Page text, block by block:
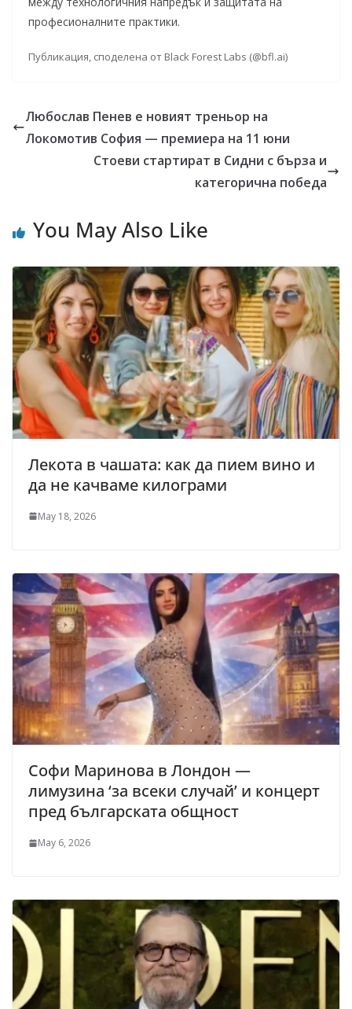
професионалните практики.
Публикация, споделена от Black Forest Labs (@bfl.ai)
Любослав Пенев е новият треньор на
Локомотив София — премиера на 11 юни
Стоеви стартират в Сидни с бърза и
категорична победа
You May Also Like
Лекота в чашата: как да пием вино и
да не качваме килограми
May 18, 2026
Софи Маринова в Лондон —
лимузина ‘за всеки случай’ и концерт
пред българската общност
May 6, 2026